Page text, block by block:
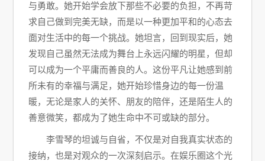
与勇敢。她开始学会放下那些不必要的负担，不再苛
求自己做到完美无缺，而是以一种更加平和的心态去
面对生活中的每一个挑战。她坦言，回到现实后，她
发现自己虽然无法成为舞台上永远闪耀的明星，但却
可以成为一个平庸而善良的人。这份平凡让她感到前
所未有的幸福与满足，她开始珍惜身边的每一份温
暖，无论是家人的关怀、朋友的陪伴，还是陌生人的
善意微笑，都成为了她生命中不可或缺的部分。
李雪琴的坦诚与自省，不仅是对自我真实状态的
接纳，也是对观众的一次深刻启示。在娱乐圈这个光